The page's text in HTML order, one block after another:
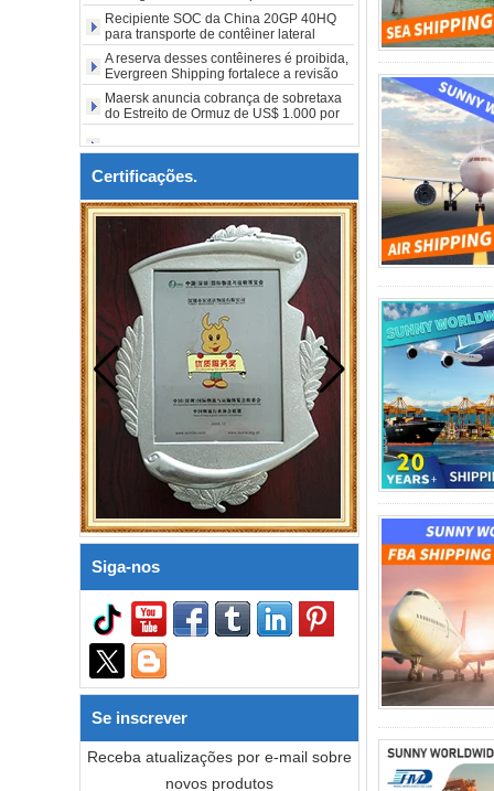
para transporte de contêiner lateral
aberto em LA Nova York
A reserva desses contêineres é proibida,
Evergreen Shipping fortalece a revisão
de conformidade do SOC
Maersk anuncia cobrança de sobretaxa
do Estreito de Ormuz de US$ 1.000 por
caixa
Entrará em vigor a partir de 3 de agosto.
A Maersk notifica com urgência: Se o
código não for obtido, a mercadoria não
poderá ser enviada.
Certificações.
Siga-nos
Se inscrever
Receba atualizações por e-mail sobre
novos produtos